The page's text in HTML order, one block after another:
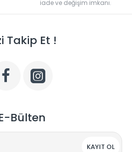
iade ve değişim imkanı.
Takip Et !
Bülten
KAYIT OL